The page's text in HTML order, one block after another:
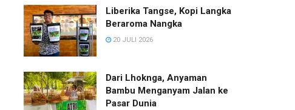
Liberika Tangse, Kopi Langka
Beraroma Nangka
20 JULI 2026
Dari Lhoknga, Anyaman
Bambu Menganyam Jalan ke
Pasar Dunia